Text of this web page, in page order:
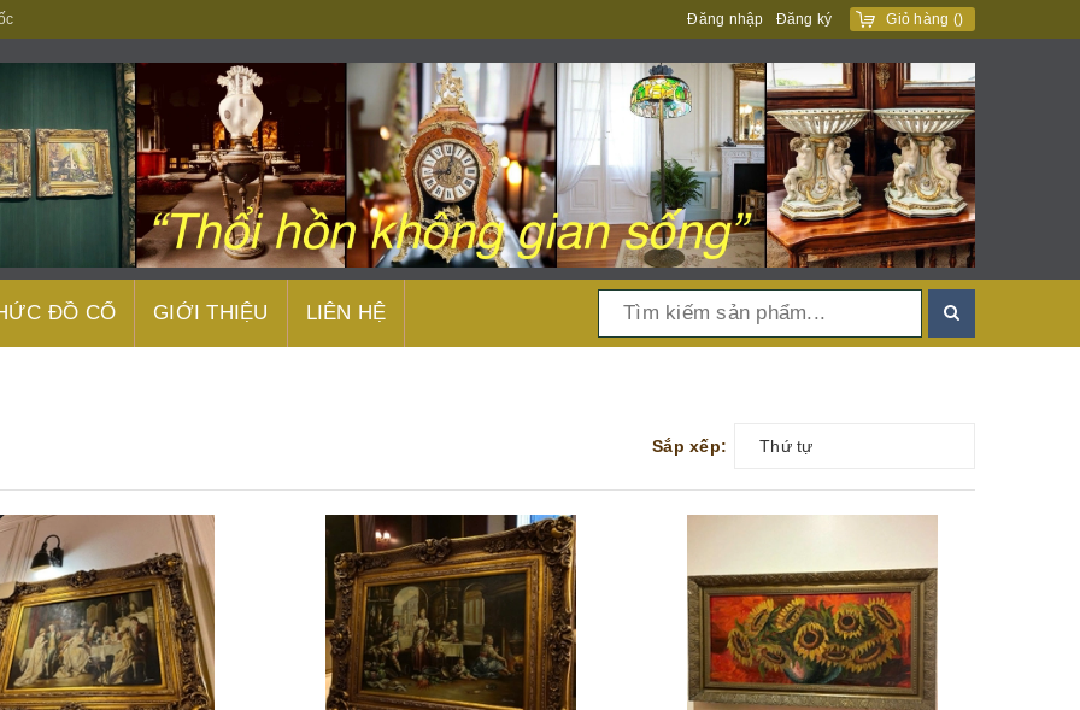
Đăng nhập Đăng ký Giỏ hàng ()
ĐỒ CỔ GIỚI THIỆU LIÊN HỆ
Sắp xếp: Thứ tự